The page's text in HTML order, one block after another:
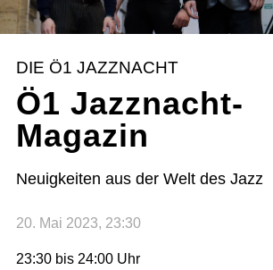
DIE Ö1 JAZZNACHT
Ö1 Jazznacht-
Magazin
Neuigkeiten aus der Welt des Jazz
20. Mai 2023, 23:30
23:30 bis 24:00 Uhr